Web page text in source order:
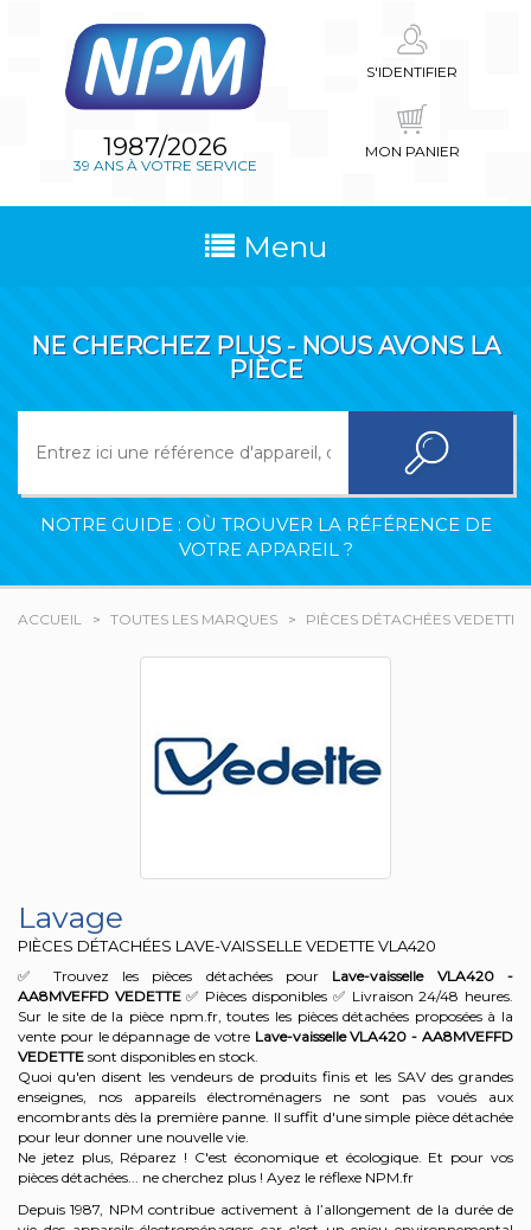
1987/2026
39 ANS À VOTRE SERVICE
S'IDENTIFIER
MON PANIER
Menu
NE CHERCHEZ PLUS - NOUS AVONS LA
PIÈCE
NOTRE GUIDE : OÙ TROUVER LA RÉFÉRENCE DE
VOTRE APPAREIL ?
ACCUEIL TOUTES LES MARQUES PIÈCES DÉTACHÉES VEDETTE
Lavage
PIÈCES DÉTACHÉES LAVE-VAISSELLE VEDETTEVLA420
✅ Trouvez les pièces détachées pour Lave-vaisselle VLA420 -
AA8MVEFFD VEDETTE✅ Pièces disponibles ✅ Livraison 24/48 heures.
Sur le site de la pièce npm.fr, toutes les pièces détachées proposées à la
vente pour le dépannage de votre Lave-vaisselle VLA420 - AA8MVEFFD
VEDETTE sont disponibles en stock.
Quoi qu'en disent les vendeurs de produits finis et les SAV des grandes
enseignes, nos appareils électroménagers ne sont pas voués aux
encombrants dès la première panne. Il suffit d'une simple pièce détachée
pour leur donner une nouvelle vie.
Ne jetez plus, Réparez ! C'est économique et écologique. Et pour vos
pièces détachées... ne cherchez plus ! Ayez le réflexe NPM.fr
Depuis 1987, NPM contribue activement à l’allongement de la durée de